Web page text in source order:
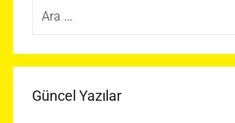
Arama:
Güncel Yazılar